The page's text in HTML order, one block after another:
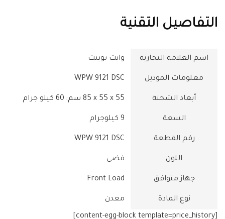
التفاصيل التقنية
اسم العلامة التجارية
معلومات الموديل ‎WPW 9121 DSC
أبعاد الشحنة ‎85 x 55 x 55 سم; 60 كيلو جرام
السعة ‎9 كيلوجرام
رقم القطعة ‎WPW 9121 DSC
اللون
جهاز متوافق ‎Front Load
نوع المادة
[content-egg-block template=price_history]